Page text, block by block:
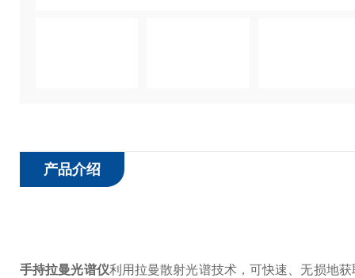
产品介绍
手持拉曼光谱仪利用拉曼散射光谱技术，可快速、无损地